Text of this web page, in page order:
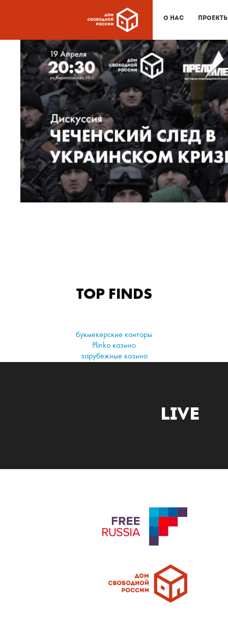
О нас
TOP FINDS
букмекерские конторы
Plinko казино
зарубежные казино
Live